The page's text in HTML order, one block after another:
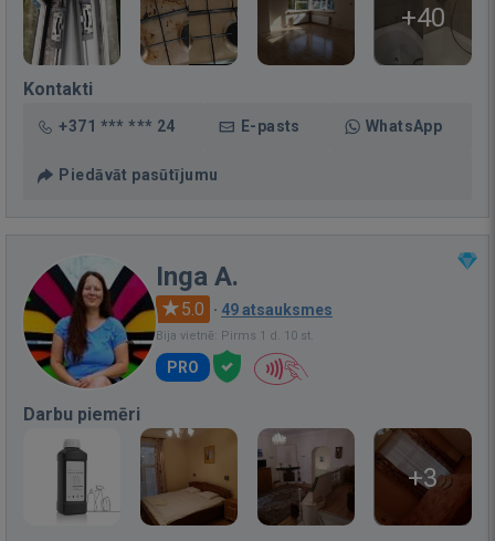
+40
Kontakti
+371 *** *** 24 E-pasts WhatsApp
Piedāvāt pasūtījumu
Inga A.
5.0 · 49 atsauksmes
Bija vietnē: Pirms 1 d. 10 st.
PRO
Darbu piemēri
+3